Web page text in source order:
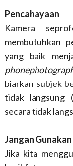
Pencahayaan
Kamera
membutuhkan
yang baik
biarkan subjek
tidak langsung
secara tidak
Jangan
Jika kita